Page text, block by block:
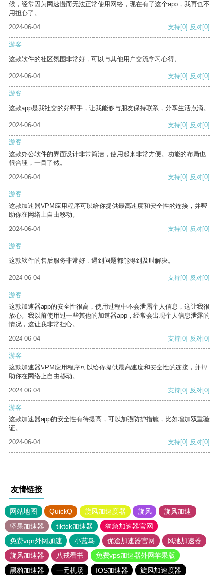
候，经常因为网速慢而无法正常使用网络，现在有了这个app，我再也不
用担心了。
2024-06-04
支持[0] 反对[0]
游客
这款软件的社区氛围非常好，可以与其他用户交流学习心得。
2024-06-04 支持[0] 反对[0]
游客
这款app是我社交的好帮手，让我能够与朋友保持联系，分享生活点滴。
2024-06-04 支持[0] 反对[0]
游客
这款办公软件的界面设计非常简洁，使用起来非常方便。功能的布局也
很合理，一目了然。
2024-06-04
支持[0] 反对[0]
游客
这款加速器VPM应用程序可以给你提供最高速度和安全性的连接，并帮
助你在网络上自由移动。
2024-06-04
支持[0] 反对[0]
游客
这款软件的售后服务非常好，遇到问题都能得到及时解决。
2024-06-04 支持[0] 反对[0]
游客
这款加速器app的安全性很高，使用过程中不会泄露个人信息，这让我很
放心。我以前使用过一些其他的加速器app，经常会出现个人信息泄露的
情况，这让我非常担心。
2024-06-04
支持[0] 反对[0]
游客
这款加速器VPM应用程序可以给你提供最高速度和安全性的连接，并帮
助你在网络上自由移动。
2024-06-04
支持[0] 反对[0]
游客
这款加速器app的安全性有待提高，可以加强防护措施，比如增加双重验
证。
2024-06-04
支持[0] 反对[0]
友情链接
网站地图 QuickQ 旋风加速度器 旋风
旋风加速
坚果加速器
tiktok加速器
狗急加速器官网
免费vqn外网加速
小蓝鸟 优途加速器官网
风驰加速器
旋风加速器
八戒看书
免费vps加速器外网苹果版
黑豹加速器
一元机场 IOS加速器 旋风加速度器